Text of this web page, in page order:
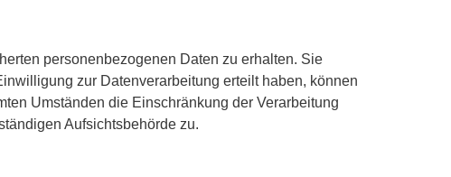
personenbezogenen Daten zu erhalten. Sie
zur Datenverarbeitung erteilt haben, können
Umständen die Einschränkung der Verarbeitung
Aufsichtsbehörde zu.